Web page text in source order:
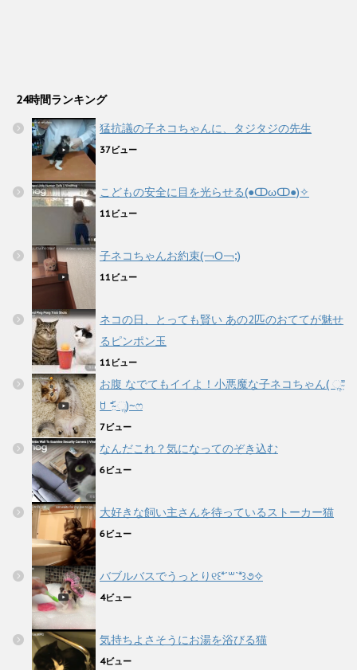
24時間ランキング
猛抗議の子ネコちゃんに、タジタジの先生
37ビュー
こどもの安全に目を光らせる(●ↀωↀ●)✧
11ビュー
子ネコちゃんお約束(￢Ο￢;)
11ビュー
ネコの日、とっても賢い あの2匹のおててが魅せ
るピンポン玉
11ビュー
お腹 なでてもイイよ！小悪魔な子ネコちゃん( ૢ⁼̴̤̆
ꇴ ⁼̴̤̆ ૢ)~ෆ
7ビュー
なんだこれ？気になってのぞき込む
6ビュー
大好きな飼い主さんを待っているストーカー猫
6ビュー
バブルバスでうっとり୧꒰*´꒳`*꒱૭✧
4ビュー
気持ちよさそうにお湯を浴びる猫
4ビュー